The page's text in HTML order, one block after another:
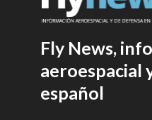
Fly News,
aeroespacial
español